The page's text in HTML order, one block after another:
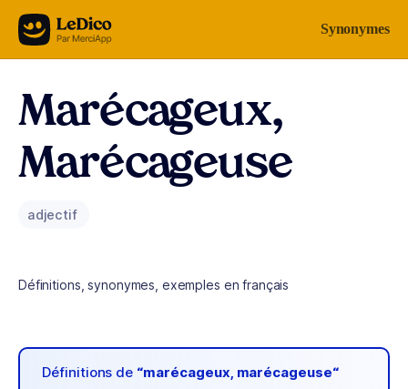
Aller au contenu Synonymes
Marécageux,
Marécageuse
adjectif
Définitions, synonymes, exemples en français
Définitions de “marécageux, marécageuse“